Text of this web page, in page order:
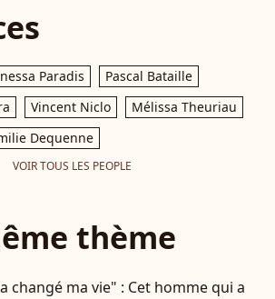
Paradis
Pascal Bataille
Vincent Niclo
Mélissa Theuriau
Dequenne
VOIR TOUS LES PEOPLE
thème
changé ma vie" : Cet homme qui a